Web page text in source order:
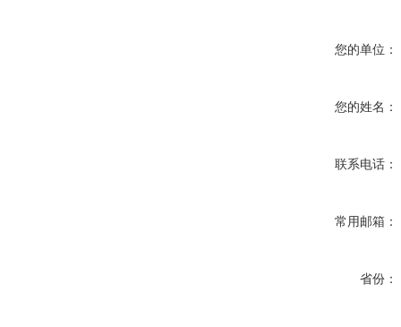
您的单位：
您的姓名：
联系电话：
常用邮箱：
省份：